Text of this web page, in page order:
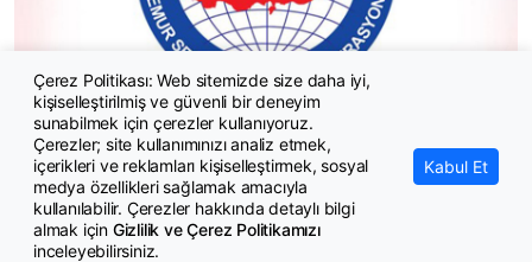
Memur-Sen: Sorumlular Hakem Kurulu ve Maliye Bakanlığıdır
Çerez Politikası: Web sitemizde size daha iyi,
kişiselleştirilmiş ve güvenli bir deneyim
sunabilmek için çerezler kullanıyoruz.
Çerezler; site kullanımınızı analiz etmek,
içerikleri ve reklamları kişiselleştirmek, sosyal
medya özellikleri sağlamak amacıyla
kullanılabilir. Çerezler hakkında detaylı bilgi
almak için Gizlilik ve Çerez Politikamızı
inceleyebilirsiniz.
Kabul Et